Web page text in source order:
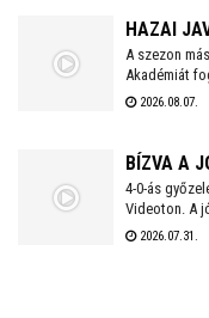
HAZAI
A szezon
Akadémiát
2026.08.07.
BÍZVA A
4-0-ás
Videoton. A
követi, a
2026.07.31.